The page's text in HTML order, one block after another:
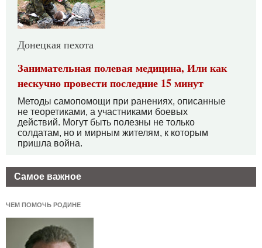
Самое важное
ЧЕМ ПОМОЧЬ РОДИНЕ
Донецкая пехота
Занимательная полевая медицина, Или как
нескучно провести последние 15 минут
Методы самопомощи при ранениях, описанные
не теоретиками, а участниками боевых
действий. Могут быть полезны не только
солдатам, но и мирным жителям, к которым
пришла война.